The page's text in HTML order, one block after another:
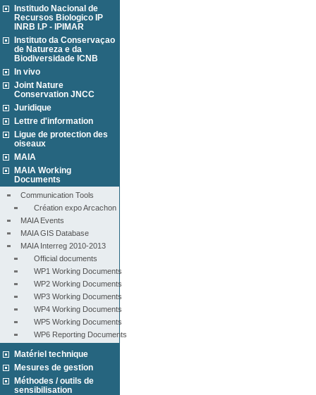
Institudo Nacional de
Recursos Biologico IP
INRB I.P - IPIMAR
Instituto da Conservaçao
de Natureza e da
Biodiversidade ICNB
In vivo
Joint Nature
Conservation JNCC
Juridique
Lettre d'information
Ligue de protection des
oiseaux
MAIA
MAIA Working
Documents
Communication Tools
Création expo Arcachon
MAIA Events
MAIA GIS Database
MAIA Interreg 2010-2013
Official documents
WP1 Working Documents
WP2 Working Documents
WP3 Working Documents
WP4 Working Documents
WP5 Working Documents
WP6 Reporting Documents
Matériel technique
Mesures de gestion
Méthodes / outils de
sensibilisation